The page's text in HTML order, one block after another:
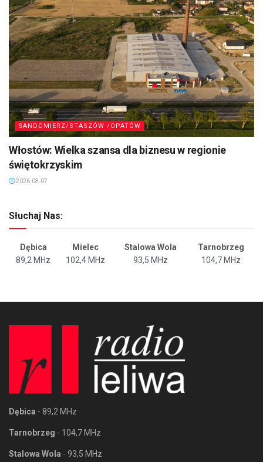
SANDOMIERZ/STASZÓW /OPATÓW
Włostów: Wielka szansa dla biznesu w regionie
świętokrzyskim
2026-08-07
Słuchaj Nas:
Dębica Mielec Stalowa Wola
Tarnobrzeg
89,2 MHz
102,4 MHz 93,5 MHz 104,7 MHz
Dębica - 89,2 MHz
Tarnobrzeg - 104,7 MHz
Stalowa Wola - 93,5 MHz